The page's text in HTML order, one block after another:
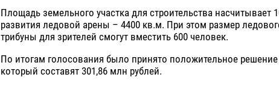
Площадь земельного участка для строительства насчитывает
развития ледовой арены – 4400 кв.м. При этом размер
трибуны для зрителей смогут вместить 600 человек.
По итогам голосования было принято положительное решение
который составят 301,86 млн рублей.